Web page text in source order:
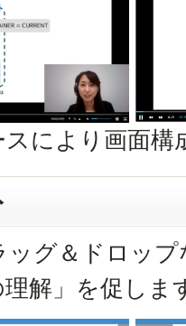
により画面構
ッグ＆ドロッ
解」を促しま